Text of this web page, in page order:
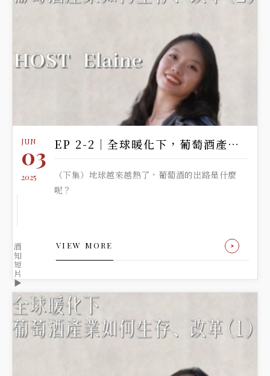
JUN
03
2025
酒
知
短
片
▶️
EP 2-2｜全球暖化下，葡萄酒產業如何生存與改革
（下集）地球越來越熱了，葡萄酒的出路是什麼
呢？
VIEW MORE